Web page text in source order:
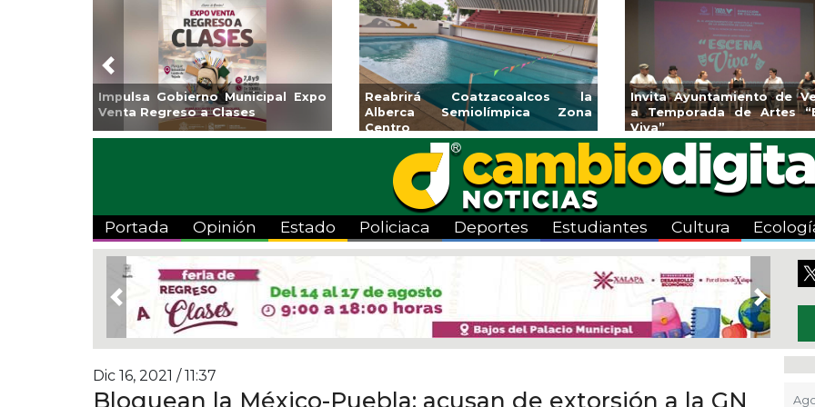
Reabrirá Coatzacoalcos la
Alberca Semiolímpica Zona
Centro
Invita Ayuntamiento de Veracruz
a Temporada de Artes “Escena
Viva”
Aplicará CMAS el
Tandeo durante
Previous
Portada Opinión Estado Policiaca Deportes Estudiantes Cultura
Previous Next
Dic 16, 2021 / 11:37
Bloquean la México-Puebla; acusan de extorsión a la GN